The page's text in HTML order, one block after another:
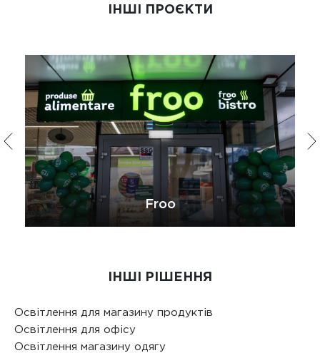
ІНШІ ПРОЄКТИ
Froo
ІНШІ РІШЕННЯ
Освітлення для магазину продуктів
Освітлення для офісу
Освітлення магазину одягу